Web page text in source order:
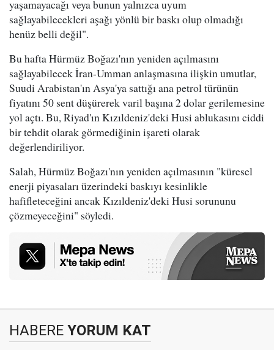
yaşamayacağı veya bunun yalnızca uyum
sağlayabilecekleri aşağı yönlü bir baskı olup olmadığı
henüz belli değil".
Bu hafta Hürmüz Boğazı'nın yeniden açılmasını
sağlayabilecek İran-Umman anlaşmasına ilişkin umutlar,
Suudi Arabistan'ın Asya'ya sattığı ana petrol türünün
fiyatını 50 sent düşürerek varil başına 2 dolar gerilemesine
yol açtı. Bu, Riyad'ın Kızıldeniz'deki Husi ablukasını ciddi
bir tehdit olarak görmediğinin işareti olarak
değerlendiriliyor.
Salah, Hürmüz Boğazı'nın yeniden açılmasının "küresel
enerji piyasaları üzerindeki baskıyı kesinlikle
hafifleteceğini ancak Kızıldeniz'deki Husi sorununu
çözmeyeceğini" söyledi.
HABERE YORUM KAT